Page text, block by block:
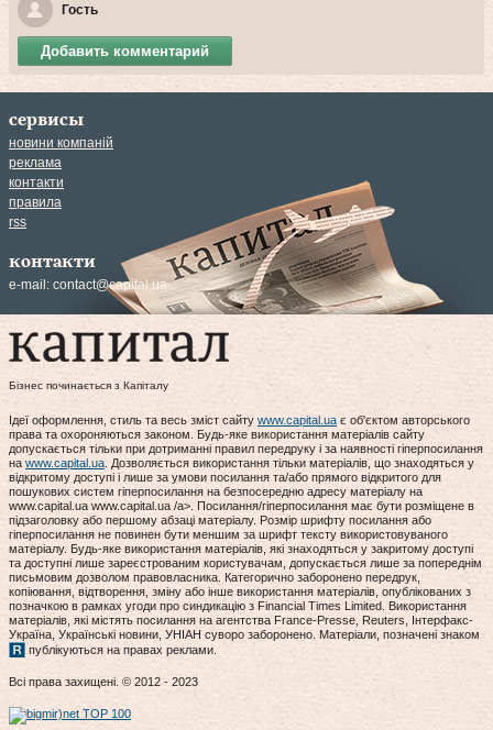
Гость
Добавить комментарий
сервисы
новини компаній
реклама
контакти
правила
rss
контакти
e-mail: contact@capital.ua
Бізнес починається з Капіталу
Ідеї оформлення, стиль та весь зміст сайту www.capital.ua є об'єктом авторського
права та охороняються законом. Будь-яке використання матеріалів сайту
допускається тільки при дотриманні правил передруку і за наявності гіперпосилання
наwww.capital.ua. Дозволяється використання тільки матеріалів, що знаходяться у
відкритому доступі і лише за умови посилання та/або прямого відкритого для
пошукових систем гіперпосилання на безпосередню адресу матеріалу на
www.capital.ua www.capital.ua /a>. Посилання/гіперпосилання має бути розміщене в
підзаголовку або першому абзаці матеріалу. Розмір шрифту посилання або
гіперпосилання не повинен бути меншим за шрифт тексту використовуваного
матеріалу. Будь-яке використання матеріалів, які знаходяться у закритому доступі
та доступні лише зареєстрованим користувачам, допускається лише за попереднім
письмовим дозволом правовласника. Категорично заборонено передрук,
копіювання, відтворення, зміну або інше використання матеріалів, опублікованих з
позначкою в рамках угоди про синдикацію з Financial Times Limited. Використання
матеріалів, які містять посилання на агентства France-Presse, Reuters, Інтерфакс-
Україна, Українські новини, УНІАН суворо заборонено. Матеріали, позначені знаком
публікуються на правах реклами.
Всі права захищені. © 2012 - 2023